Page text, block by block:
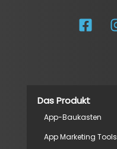
Das Produkt
App-Baukasten
App Marketing Tools